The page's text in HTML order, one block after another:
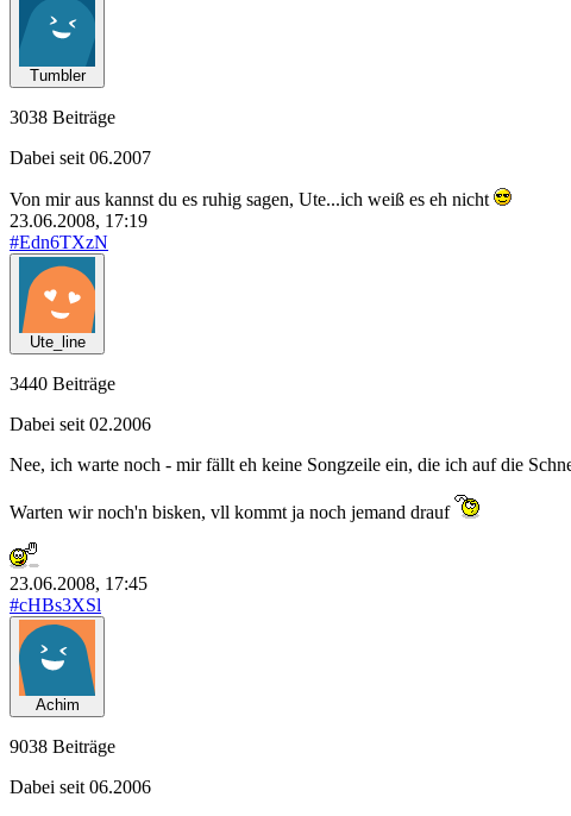
Tumbler
3038 Beiträge
Dabei seit 06.2007
Von mir aus kannst du es ruhig sagen, Ute...ich weiß es eh nicht
23.06.2008, 17:19
#Edn6TXzN
Ute_line
3440 Beiträge
Dabei seit 02.2006
Nee, ich warte noch - mir fällt eh keine Songzeile ein, die ich auf die
Warten wir noch'n bisken, vll kommt ja noch jemand drauf
23.06.2008, 17:45
#cHBs3XSl
Achim
9038 Beiträge
Dabei seit 06.2006